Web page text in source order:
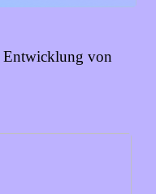
Entwicklung von